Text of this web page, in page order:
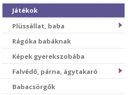
Játékok
Plüssállat, baba
Rágóka babáknak
Képek gyerekszobába
Falvédő, párna, ágytakaró
Babacsörgők